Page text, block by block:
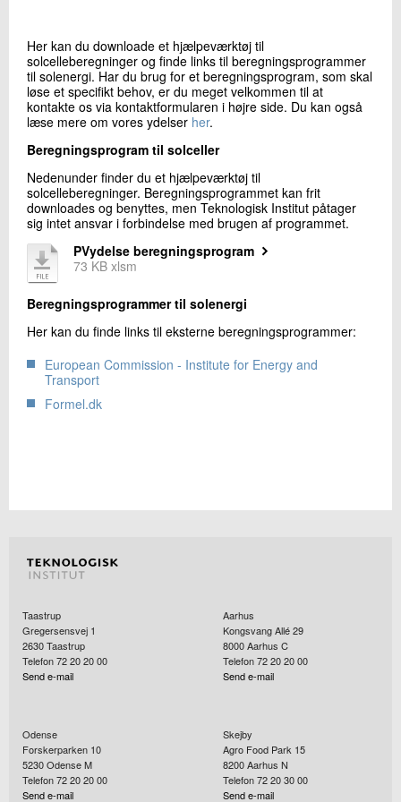
Skriv til mig
Her kan du downloade et hjælpeværktøj til
solcelleberegninger og finde links til beregningsprogrammer
til solenergi. Har du brug for et beregningsprogram, som skal
løse et specifikt behov, er du meget velkommen til at
kontakte os via kontaktformularen i højre side. Du kan også
læse mere om vores ydelser her.
Beregningsprogram til solceller
Nedenunder finder du et hjælpeværktøj til
solcelleberegninger. Beregningsprogrammet kan frit
downloades og benyttes, men Teknologisk Institut påtager
sig intet ansvar i forbindelse med brugen af programmet.
PVydelse beregningsprogram
73 KB xlsm
Beregningsprogrammer til solenergi
Her kan du finde links til eksterne beregningsprogrammer:
European Commission - Institute for Energy and
Transport
Formel.dk
Taastrup
Gregersensvej 1
2630Taastrup
Telefon 72 20 20 00
Send e-mail
Aarhus
Kongsvang Allé 29
8000Aarhus C
Telefon 72 20 20 00
Send e-mail
Odense
Forskerparken 10
5230Odense M
Telefon 72 20 20 00
Send e-mail
Skejby
Agro Food Park 15
8200Aarhus N
Telefon 72 20 30 00
Send e-mail